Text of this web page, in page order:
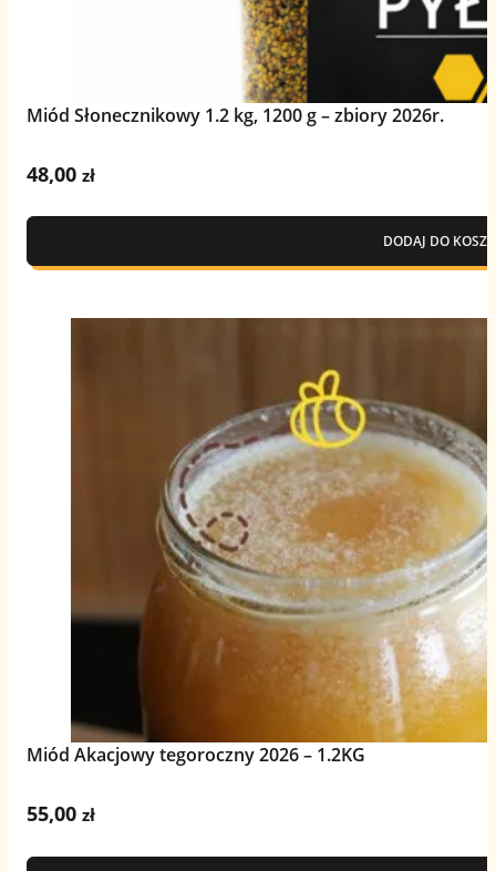
Miód Słonecznikowy 1.2 kg, 1200 g – zbiory 2026r.
48,00zł
DODAJ DO
Miód Akacjowy tegoroczny 2026 – 1.2KG
55,00zł